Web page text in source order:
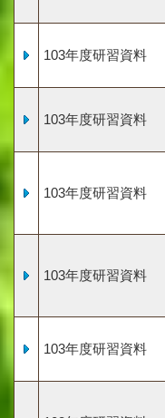
103年度研習資料
103年度研習資料
103年度研習資料
103年度研習資料
103年度研習資料